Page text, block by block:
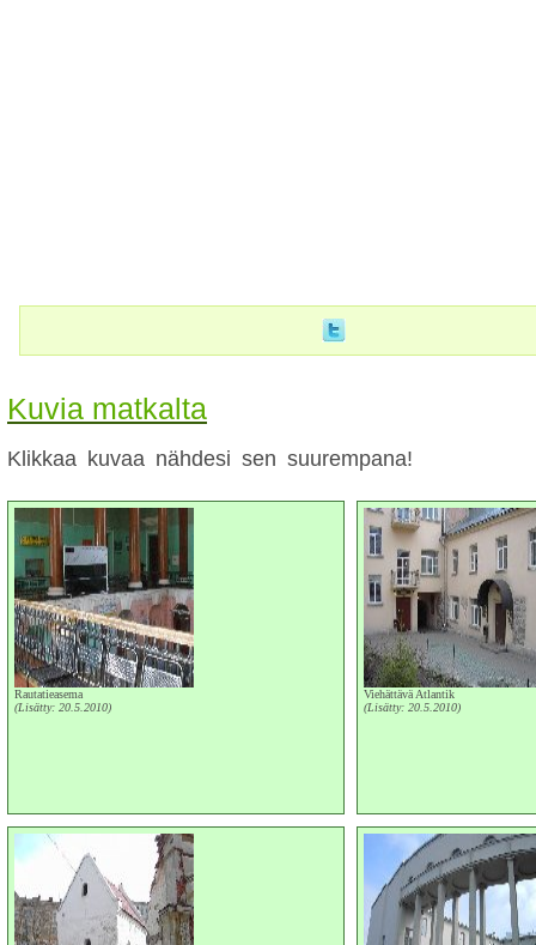
Kuvia matkalta
Klikkaa kuvaa nähdesi sen suurempana!
Rautatieasema
(Lisätty: 20.5.2010)
Viehättävä Atlantik
(Lisätty: 20.5.2010)